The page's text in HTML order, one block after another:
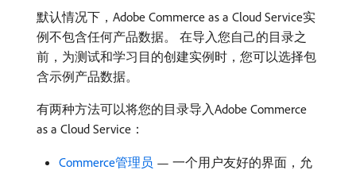
默认情况下，Adobe Commerce as a Cloud Service实
例不包含任何产品数据。 在导入您自己的目录之
前，为测试和学习目的创建实例时，您可以选择包
含示例产品数据。
有两种方法可以将您的目录导入Adobe Commerce
as a Cloud Service：
Commerce管理员 — 一个用户友好的界面，允